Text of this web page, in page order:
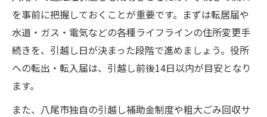
を事前に把握しておくことが重要です。まずは転居届や
水道・ガス・電気などの各種ライフラインの住所変更手
続きを、引越し日が決まった段階で進めましょう。役所
への転出・転入届は、引越し前後14日以内が目安となり
ます。
また、八尾市独自の引越し補助金制度や粗大ごみ回収サ